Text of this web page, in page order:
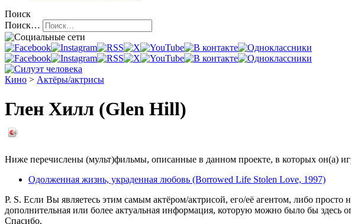
Поиск
Поиск…
Кино > Актёры/актрисы
Глен Хилл (Glen Hill)
Ниже перечислены (мульт)фильмы, описанные в данном проекте, в которых он(а)
Одолженная жизнь, украденная любовь (Borrowed Life Stolen Love, 1997)
P. S. Если Вы являетесь этим самым актёром/актрисой, его/её агентом, либо
дополнительная или более актуальная информация, которую можно было бы
Спасибо.